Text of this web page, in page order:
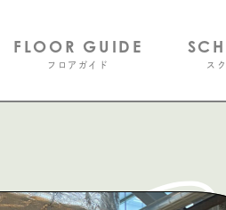
FLOOR GUIDE
フロアガイド ス